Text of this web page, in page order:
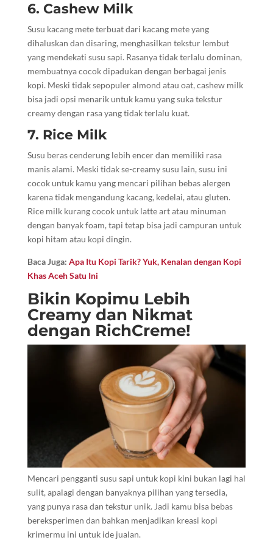
6. Cashew Milk
Susu kacang mete terbuat dari kacang mete yang
dihaluskan dan disaring, menghasilkan tekstur lembut
yang mendekati susu sapi. Rasanya tidak terlalu dominan,
membuatnya cocok dipadukan dengan berbagai jenis
kopi. Meski tidak sepopuler almond atau oat, cashew milk
bisa jadi opsi menarik untuk kamu yang suka tekstur
creamy dengan rasa yang tidak terlalu kuat.
7. Rice Milk
Susu beras cenderung lebih encer dan memiliki rasa
manis alami. Meski tidak se-creamy susu lain, susu ini
cocok untuk kamu yang mencari pilihan bebas alergen
karena tidak mengandung kacang, kedelai, atau gluten.
Rice milk kurang cocok untuk latte art atau minuman
dengan banyak foam, tapi tetap bisa jadi campuran untuk
kopi hitam atau kopi dingin.
Baca Juga: Apa Itu Kopi Tarik? Yuk, Kenalan dengan Kopi
Khas Aceh Satu Ini
Bikin Kopimu Lebih
Creamy dan Nikmat
dengan RichCreme!
Mencari pengganti susu sapi untuk kopi kini bukan lagi hal
sulit, apalagi dengan banyaknya pilihan yang tersedia,
yang punya rasa dan tekstur unik. Jadi kamu bisa bebas
bereksperimen dan bahkan menjadikan kreasi kopi
krimermu ini untuk ide jualan.